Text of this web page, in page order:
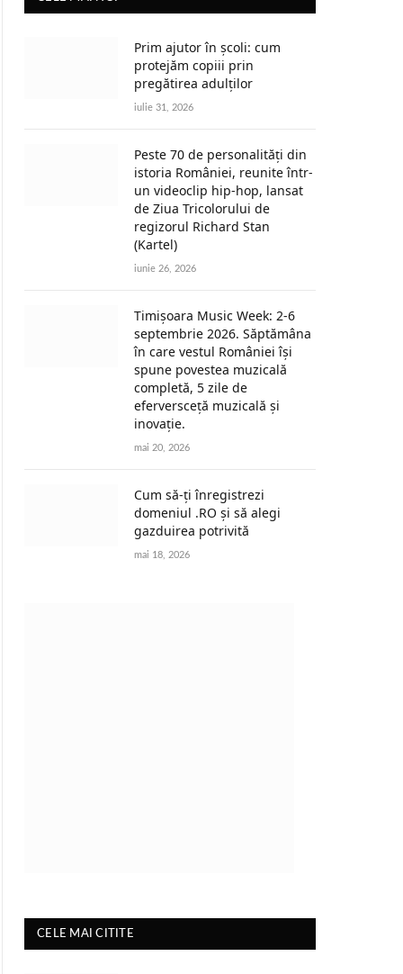
Prim ajutor în școli: cum
protejăm copiii prin
pregătirea adulților
iulie 31, 2026
Peste 70 de personalități din
istoria României, reunite într-
un videoclip hip-hop, lansat
de Ziua Tricolorului de
regizorul Richard Stan
(Kartel)
iunie 26, 2026
Timișoara Music Week: 2-6
septembrie 2026. Săptămâna
în care vestul României își
spune povestea muzicală
completă, 5 zile de
eferversceță muzicală și
inovație.
mai 20, 2026
Cum să-ți înregistrezi
domeniul .RO și să alegi
gazduirea potrivită
mai 18, 2026
CELE MAI CITITE